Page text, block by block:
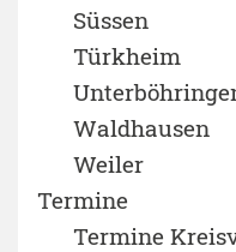
Süssen
Türkheim
Waldhausen
Weiler
Termine
Termine